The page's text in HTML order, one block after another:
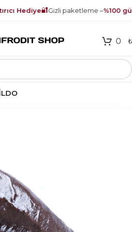
Hediye🔐Gizli paketleme –%100
0 ₺